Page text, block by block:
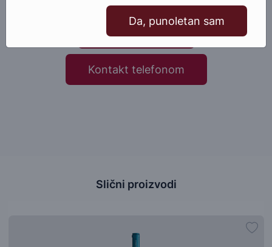
Pošaljite email
Kontakt telefonom
Slični proizvodi
Da, punoletan sam